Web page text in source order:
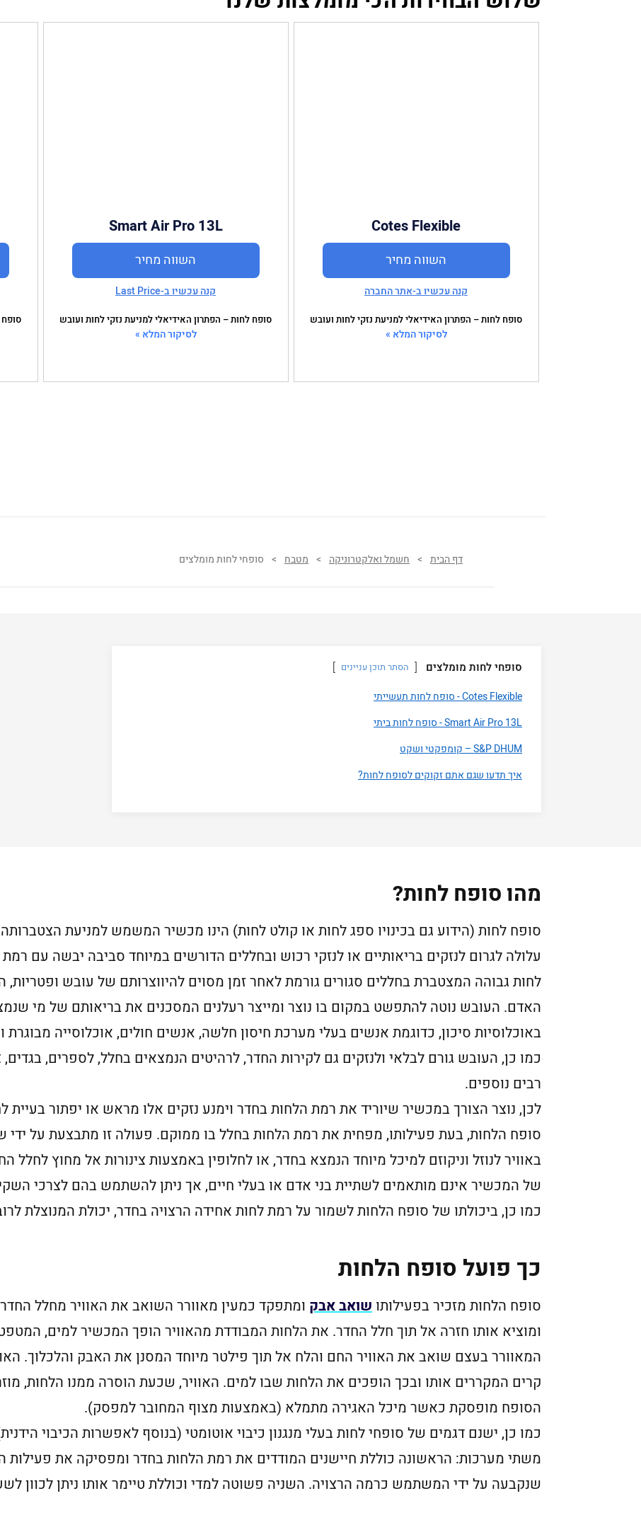
Cotes Flexible
השווה מחיר
קנה עכשיו ב-אתר החברה
סופח לחות – הפתרון האידיאלי למניעת נזקי לחות ועובש
לסיקור המלא »
Smart Air Pro 13L
השווה מחיר
קנה עכשיו ב-Last Price
סופח לחות – הפתרון האידיאלי למניעת נזקי לחות ועובש
לסיקור המלא »
סופח
דף הבית > חשמל ואלקטרוניקה > מטבח > סופחי לחות מומלצים
סופחי לחות מומלצים הסתר תוכן עניינים
Cotes Flexible - סופח לחות תעשייתי
Smart Air Pro 13L - סופח לחות ביתי
S&P DHUM – קומפקטי ושקט
איך תדעו שגם אתם זקוקים לסופח לחות?
מהו סופח לחות?
סופח לחות (הידוע גם בכינויו ספג לחות או קולט לחות) הינו מכשיר המשמש למניעת
עלולה לגרום לנזקים בריאותיים או לנזקי רכוש ובחללים הדורשים במיוחד סביבה יבשה עם
לחות גבוהה המצטברת בחללים סגורים גורמת לאחר זמן מסוים להיווצרותם של עובש ופטריות,
האדם. העובש נוטה להתפשט במקום בו נוצר ומייצר רעלנים המסכנים את בריאותם של מי
באוכלוסיות סיכון, כדוגמת אנשים בעלי מערכת חיסון חלשה, אנשים חולים, אוכלוסייה מבוגרת
כמו כן, העובש גורם לבלאי ולנזקים גם לקירות החדר, לרהיטים הנמצאים בחלל, לספרים, בגדים,
רבים נוספים.
לכן, נוצר הצורך במכשיר שיוריד את רמת הלחות בחדר וימנע נזקים אלו מראש או יפתור בעיית
סופח הלחות, בעת פעילותו, מפחית את רמת הלחות בחלל בו ממוקם. פעולה זו מתבצעת על ידי
באוויר לנוזל וניקוזם למיכל מיוחד הנמצא בחדר, או לחלופין באמצעות צינורות אל מחוץ
של המכשיר אינם מותאמים לשתיית בני אדם או בעלי חיים, אך ניתן להשתמש בהם לצרכי
כמו כן, ביכולתו של סופח הלחות לשמור על רמת לחות אחידה הרצויה בחדר, יכולת המנוצלת
כך פועל סופח הלחות
סופח הלחות מזכיר בפעילותו שואב אבק ומתפקד כמעין מאוורר השואב את האוויר מחלל
ומוציא אותו חזרה אל תוך חלל החדר. את הלחות המבודדת מהאוויר הופך המכשיר למים,
המאוורר בעצם שואב את האוויר החם והלח אל תוך פילטר מיוחד המסנן את האבק והלכלוך.
קרים המקררים אותו ובכך הופכים את הלחות שבו למים. האוויר, שכעת הוסרה ממנו הלחות,
הסופח מופסקת כאשר מיכל האגירה מתמלא (באמצעות מצוף המחובר למפסק).
כמו כן, ישנם דגמים של סופחי לחות בעלי מנגנון כיבוי אוטומטי (בנוסף לאפשרות הכיבוי
משתי מערכות: הראשונה כוללת חיישנים המודדים את רמת הלחות בחדר ומפסיקה את
שנקבעה על ידי המשתמש כרמה הרצויה. השניה פשוטה למדי וכוללת טיימר אותו ניתן לכוון